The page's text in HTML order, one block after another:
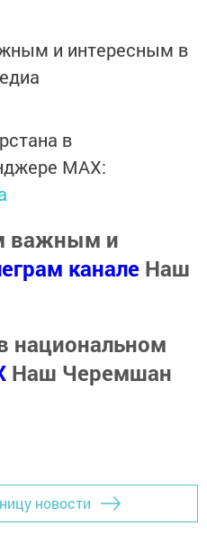
и интересным в
в
MАХ:
важным и
канале Наш
национальном
Наш Черемшан
новости